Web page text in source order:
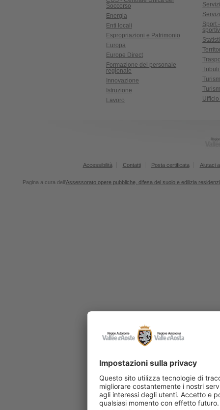
Soccorso
Energia
Enti locali
Espropriazioni e Patrimonio
Europa
Europe Direct
Formazione del personale
regionale
Innovazione
Istruzione
Lavoro
Sport
Accessibilità Contatti Posta certificata Aiutaci
Pagina a cura dell'Assessorato opere pubbliche, difesa del suolo e edilizia